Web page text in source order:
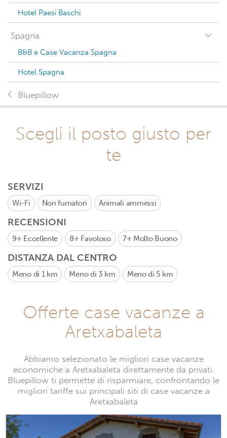
Hotel Paesi Baschi
Spagna
B&B e Case Vacanza Spagna
Hotel Spagna
Bluepillow
Scegli il posto giusto per
te
SERVIZI
Wi-Fi Non fumatori Animali ammessi
RECENSIONI
9+ Eccellente 8+ Favoloso 7+ Molto Buono
DISTANZA DAL CENTRO
Meno di 1 km Meno di 3 km Meno di 5 km
Offerte case vacanze a
Aretxabaleta
Abbiamo selezionato le migliori case vacanze
economiche a Aretxabaleta direttamente da privati.
Bluepillow ti permette di risparmiare, confrontando le
migliori tariffe sui principali siti di case vacanze a
Aretxabaleta